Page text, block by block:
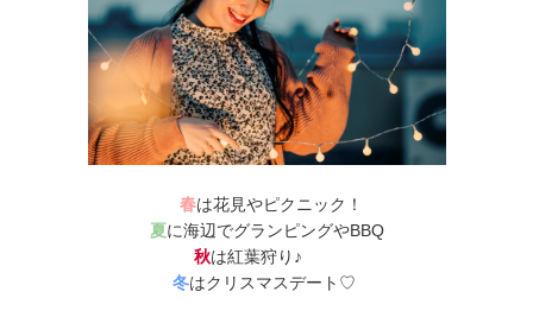
春は花見やピクニック！
夏に海辺でグランピングやBBQ
秋は紅葉狩り♪
冬はクリスマスデート♡